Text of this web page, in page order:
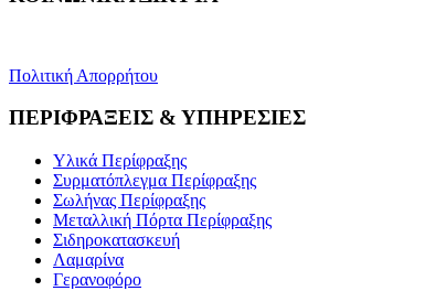
Πολιτική Απορρήτου
ΠΕΡΙΦΡΑΞΕΙΣ & ΥΠΗΡΕΣΙΕΣ
Υλικά Περίφραξης
Συρματόπλεγμα Περίφραξης
Σωλήνας Περίφραξης
Μεταλλική Πόρτα Περίφραξης
Σιδηροκατασκευή
Λαμαρίνα
Γερανοφόρο